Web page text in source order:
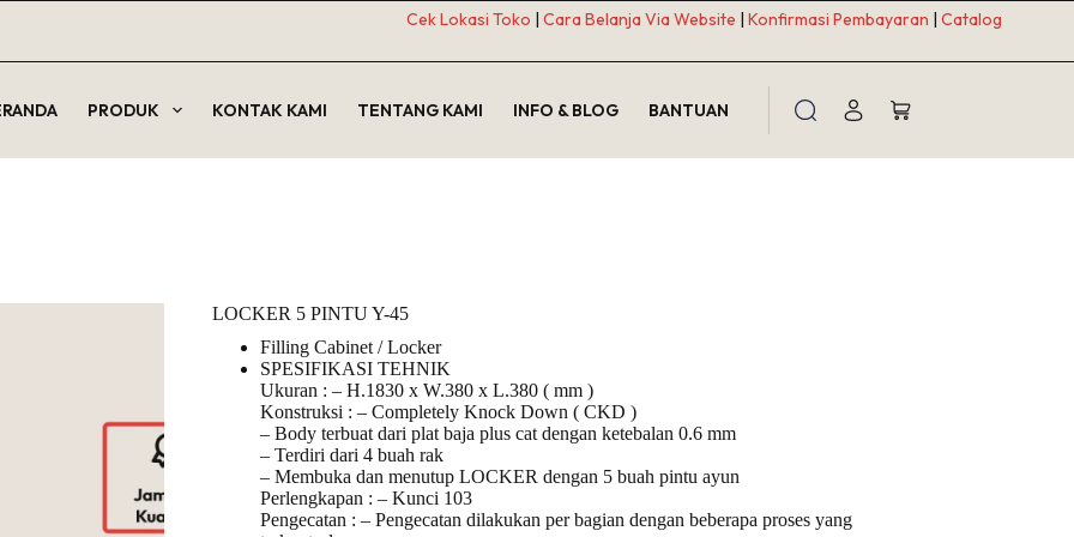
Cek Lokasi Toko | Cara Belanja Via Website | Konfirmasi Pembayaran | Catalog
PRODUK KONTAK KAMI TENTANG KAMI INFO & BLOG BANTUAN
Shopping
LOCKER 5 PINTU Y-45
Filling Cabinet / Locker
SPESIFIKASI TEHNIK
Ukuran : – H.1830 x W.380 x L.380 ( mm )
Konstruksi : – Completely Knock Down ( CKD )
– Body terbuat dari plat baja plus cat dengan ketebalan 0.6 mm
– Terdiri dari 4 buah rak
– Membuka dan menutup LOCKER dengan 5 buah pintu ayun
Perlengkapan : – Kunci 103
Pengecatan : – Pengecatan dilakukan per bagian dengan beberapa proses yang